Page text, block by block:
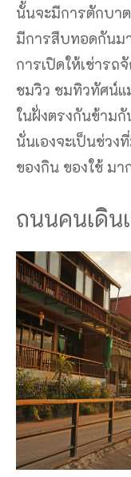
นั้นจะมีการตักบา
มีการสืบทอดกันม
การเปิดให้เช่าร
ชมวิว ชมทิวทัศน์แ
ในฝั่งตรงกันข้ามกั
นั่นเองจะเป็นช่ว
ของกิน ของใช้ มา
ถนนคนเดิน